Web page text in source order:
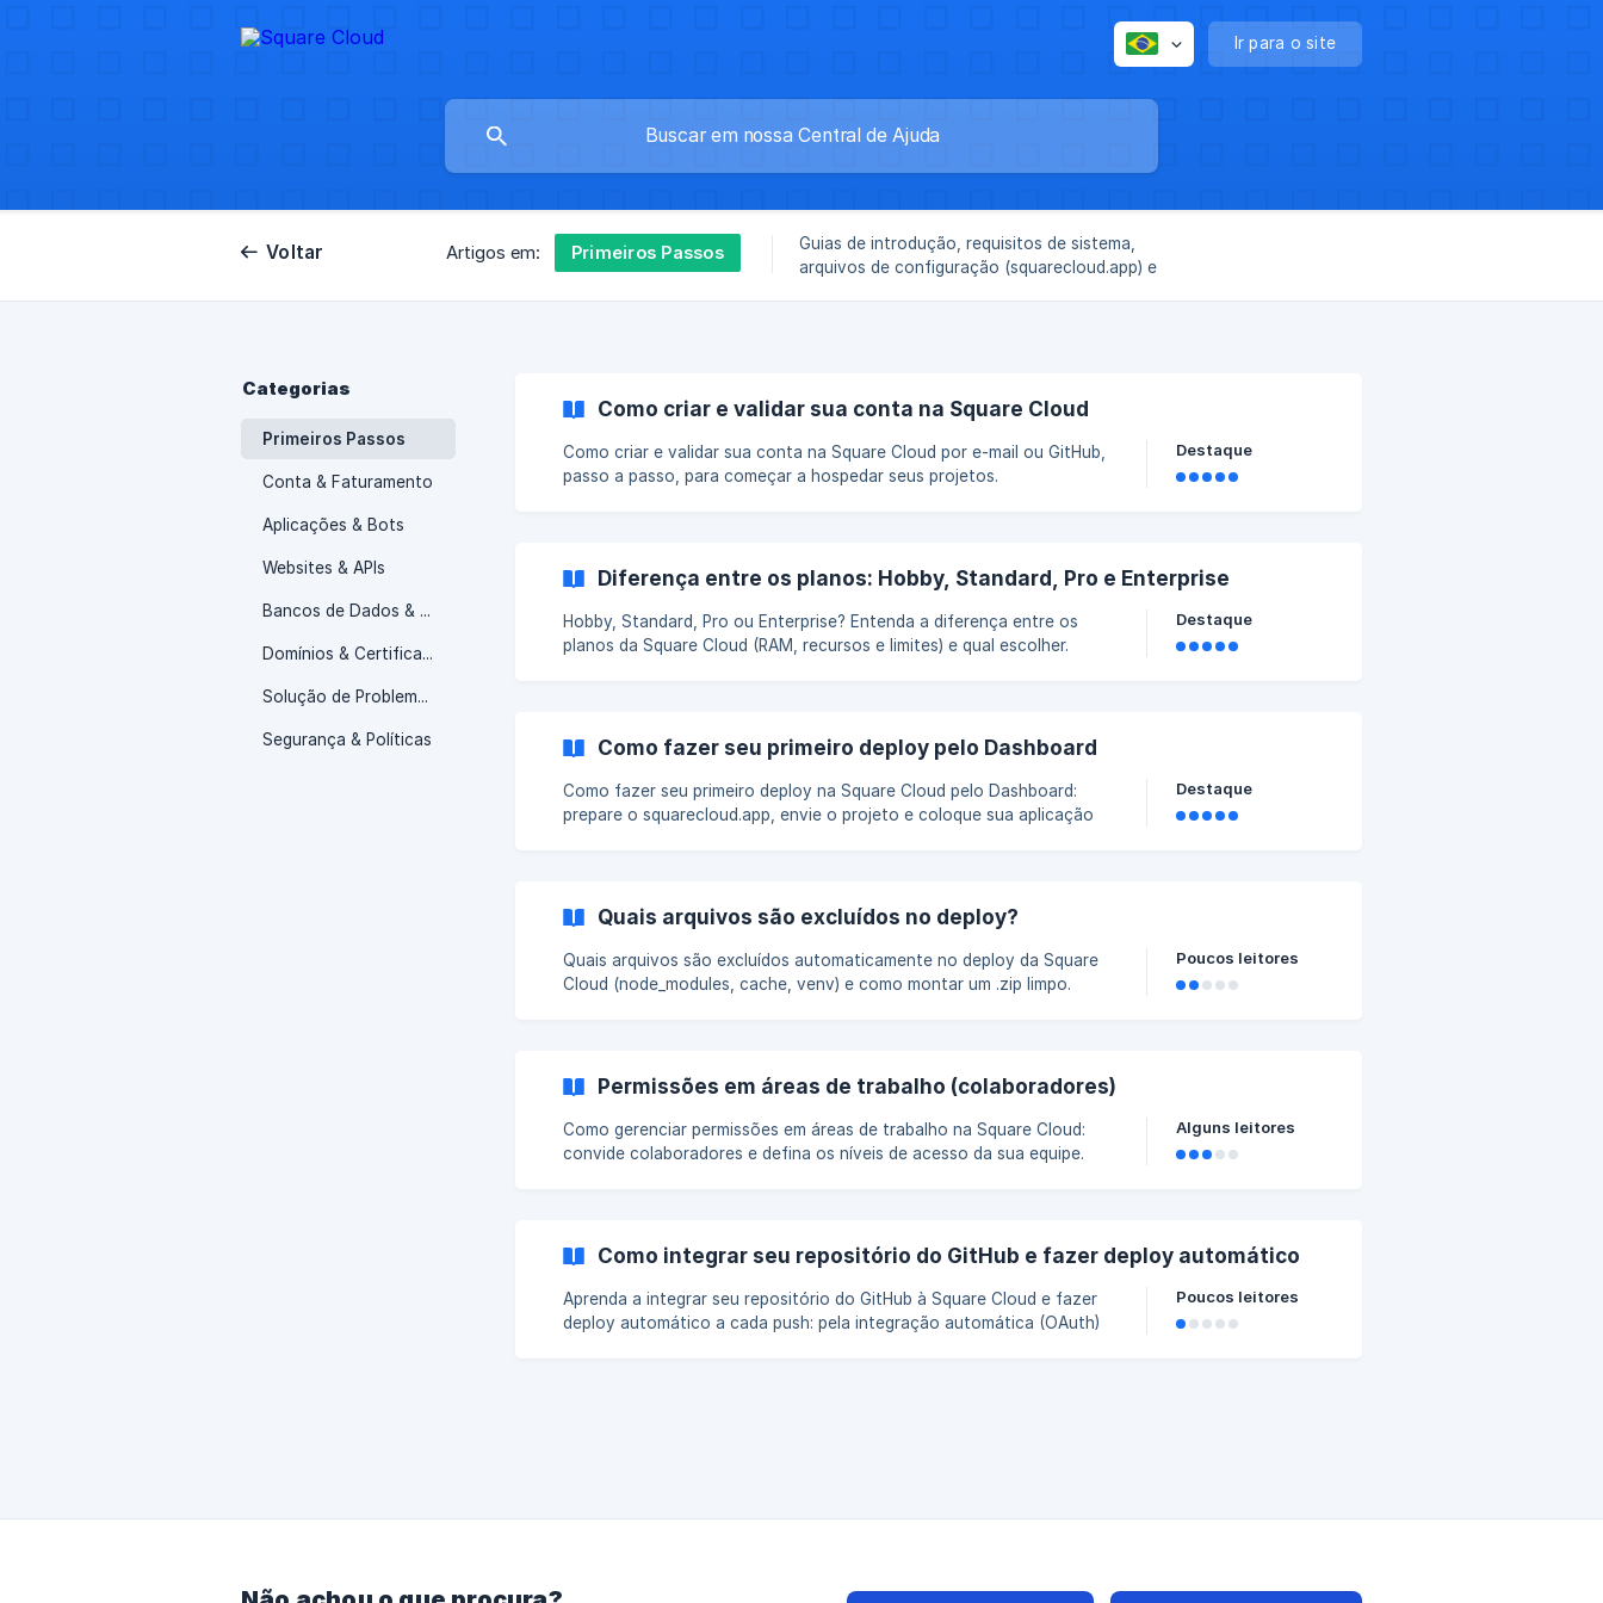
Ir para o site
Voltar Artigos em: Primeiros Passos
Guias de introdução, requisitos de sistema,
arquivos de configuração (squarecloud.app) e
Categorias
Primeiros Passos
Conta & Faturamento
Aplicações & Bots
Websites & APIs
Bancos de Dados & Storage
Domínios & Certificados SSL
Solução de Problemas
Segurança & Políticas
Como criar e validar sua conta na Square Cloud
Como criar e validar sua conta na Square Cloud por e-mail ou GitHub,
passo a passo, para começar a hospedar seus projetos.
Destaque
Diferença entre os planos: Hobby, Standard, Pro e Enterprise
Hobby, Standard, Pro ou Enterprise? Entenda a diferença entre os
planos da Square Cloud (RAM, recursos e limites) e qual escolher.
Destaque
Como fazer seu primeiro deploy pelo Dashboard
Como fazer seu primeiro deploy na Square Cloud pelo Dashboard:
prepare o squarecloud.app, envie o projeto e coloque sua aplicação
Destaque
Quais arquivos são excluídos no deploy?
Quais arquivos são excluídos automaticamente no deploy da Square
Cloud (node_modules, cache, venv) e como montar um .zip limpo.
Poucos leitores
Permissões em áreas de trabalho (colaboradores)
Como gerenciar permissões em áreas de trabalho na Square Cloud:
convide colaboradores e defina os níveis de acesso da sua equipe.
Alguns leitores
Como integrar seu repositório do GitHub e fazer deploy automático
Aprenda a integrar seu repositório do GitHub à Square Cloud e fazer
deploy automático a cada push: pela integração automática (OAuth)
Poucos leitores